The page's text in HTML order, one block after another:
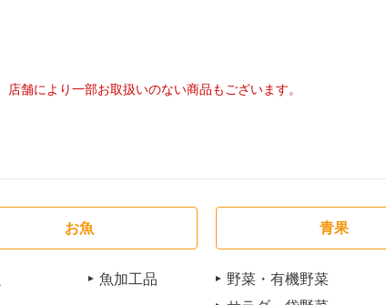
店舗により一部お取扱いのない商品もございます。
お魚
魚加工品
青果
野菜・有機野菜